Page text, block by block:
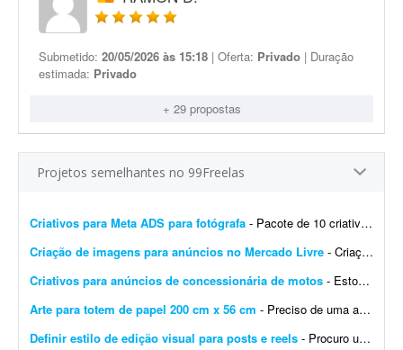
Submetido: 20/05/2026 às 15:18 | Oferta: Privado | Duração
estimada: Privado
+ 29 propostas
Projetos semelhantes no 99Freelas
Criativos para Meta ADS para fotógrafa - Pacote de 10 criativos que convertem para Meta Ads. Os criativos serão feitos para uma fotógrafa. Nada contra quem usa IA para fazer os criativos. Mas se você só trabalh...
Criação de imagens para anúncios no Mercado Livre - Criação de imagens para anunciar produtos no Mercado Livre. Serão anunciados 30 produtos. Para cada produto, gerar: - 4 fotos do produto - 1 foto contextual com o fundo relaci...
Criativos para anúncios de concessionária de motos - Estou procurando um designer para desenvolver um modelo de criativo no Canva (preferencialmente) para anúncios de motos de uma concessionária/revenda. O objetivo é criar um la...
Arte para totem de papel 200 cm x 56 cm - Preciso de uma arte para um totem de papel (200 cm x 56 cm). Basicamente replicar esta arte, sem uso de ChatGPT. A arte será destinada à impressão no totem nas dimensõe...
Definir estilo de edição visual para posts e reels - Procuro um designer criativo para definir um estilo de edição para meus posts e Reels. Já tenho uma ideia das cores e da tipografia que quero utilizar e preciso de algué...